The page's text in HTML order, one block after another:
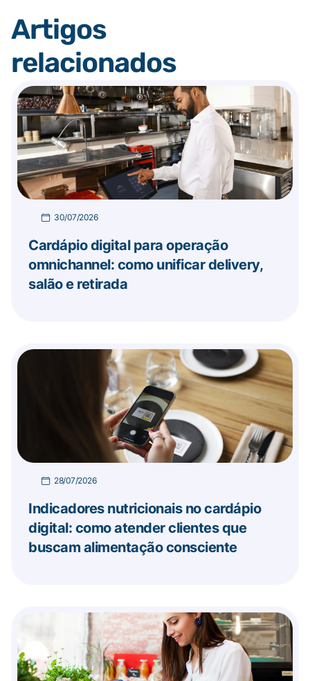
Artigos
relacionados
30/07/2026
Cardápio digital para operação
omnichannel: como unificar delivery,
salão e retirada
28/07/2026
Indicadores nutricionais no cardápio
digital: como atender clientes que
buscam alimentação consciente